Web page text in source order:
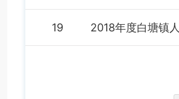
19 2018年度白塘镇